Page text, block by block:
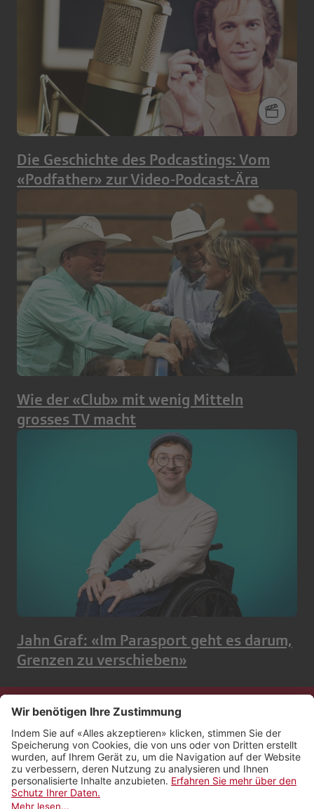
Die Geschichte des Podcastings: Vom
«Podfather» zur Video‑Podcast‑Ära
Wie der «Club» mit wenig Mitteln
grosses TV macht
Jahn Graf: «Im Parasport geht es darum,
Grenzen zu verschieben»
Kontakt
Impressum
Rechtliches
Netiquette